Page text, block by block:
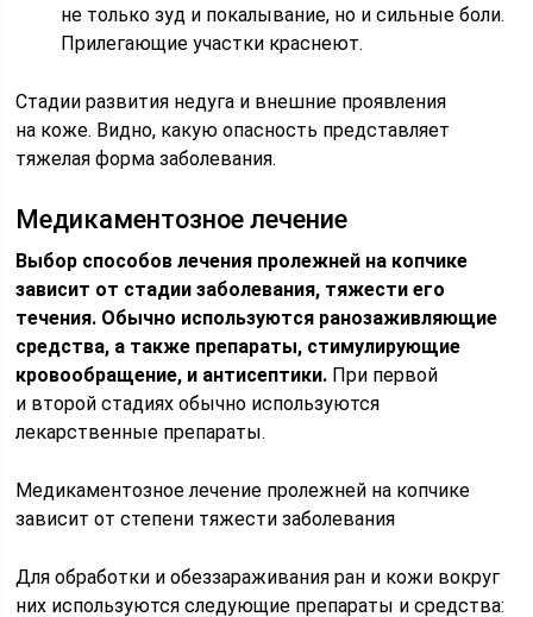
не только зуд и покалывание, но и сильные боли.
Прилегающие участки краснеют.
Стадии развития недуга и внешние проявления
на коже. Видно, какую опасность представляет
тяжелая форма заболевания.
Медикаментозное лечение
Выбор способов лечения пролежней на копчике
зависит от стадии заболевания, тяжести его
течения. Обычно используются ранозаживляющие
средства, а также препараты, стимулирующие
кровообращение, и антисептики. При первой
и второй стадиях обычно используются
лекарственные препараты.
Медикаментозное лечение пролежней на копчике
зависит от степени тяжести заболевания
Для обработки и обеззараживания ран и кожи вокруг
них используются следующие препараты и средства: